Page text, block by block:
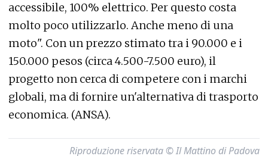
accessibile, 100% elettrico. Per questo costa
molto poco utilizzarlo. Anche meno di una
moto". Con un prezzo stimato tra i 90.000 e i
150.000 pesos (circa 4.500-7.500 euro), il
progetto non cerca di competere con i marchi
globali, ma di fornire un'alternativa di trasporto
economica. (ANSA).
Riproduzione riservata © Il Mattino di Padova